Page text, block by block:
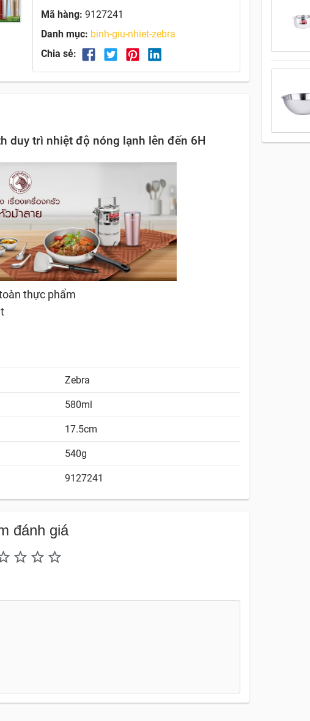
Mã hàng: 9127241
Danh mục: binh-giu-nhiet-zebra
Chia sẻ:
duy trì nhiệt độ nóng lạnh lên đến 6H
thực phẩm
Zebra
580ml
17.5cm
540g
9127241
đánh giá